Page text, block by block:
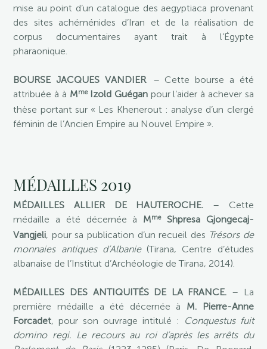
mise au point d’un catalogue des aegyptiaca provenant
des sites achéménides d’Iran et de la réalisation de
corpus documentaires ayant trait à l’Égypte
pharaonique.
BOURSE JACQUES VANDIER. – Cette bourse a été
attribuée à à MmeIzold Guégan pour l’aider à achever sa
thèse portant sur « Les Khenerout : analyse d’un clergé
féminin de l’Ancien Empire au Nouvel Empire ».
MÉDAILLES 2019
MÉDAILLES ALLIER DE HAUTEROCHE. – Cette
médaille a été décernée à MmeShpresa Gjongecaj-
Vangjeli, pour sa publication d’un recueil des Trésors de
monnaies antiques d’Albanie(Tirana, Centre d’études
albanaise de l’Institut d’Archéologie de Tirana, 2014).
MÉDAILLES DES ANTIQUITÉS DE LA FRANCE. – La
première médaille a été décernée à M. Pierre-Anne
Forcadet, pour son ouvrage intitulé :
Conquestus fuit
domino regi. Le recours au roi d’après les arrêts du